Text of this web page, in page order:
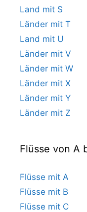
Land mit S
Länder mit T
Land mit U
Länder mit V
Länder mit W
Länder mit X
Länder mit Y
Länder mit Z
Flüsse von A
Flüsse mit A
Flüsse mit B
Flüsse mit C